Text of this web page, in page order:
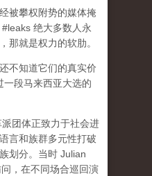
被攀权附势的媒体掩
绝大多数人永
那就是权力的软肋。
不知道它们的真实价
一段马来西亚大选的
团体正致力于社会进
言和族群多元性打破
划分。当时 Julian
，在不同场合巡回演